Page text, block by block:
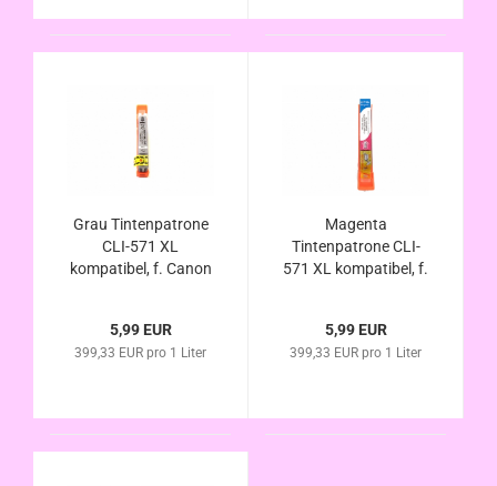
Grau Tintenpatrone
CLI-571 XL
kompatibel, f. Canon
MG7753
5,99 EUR
399,33 EUR pro 1 Liter
Magenta
Tintenpatrone CLI-
571 XL kompatibel, f.
MG7752 MG7753
5,99 EUR
399,33 EUR pro 1 Liter